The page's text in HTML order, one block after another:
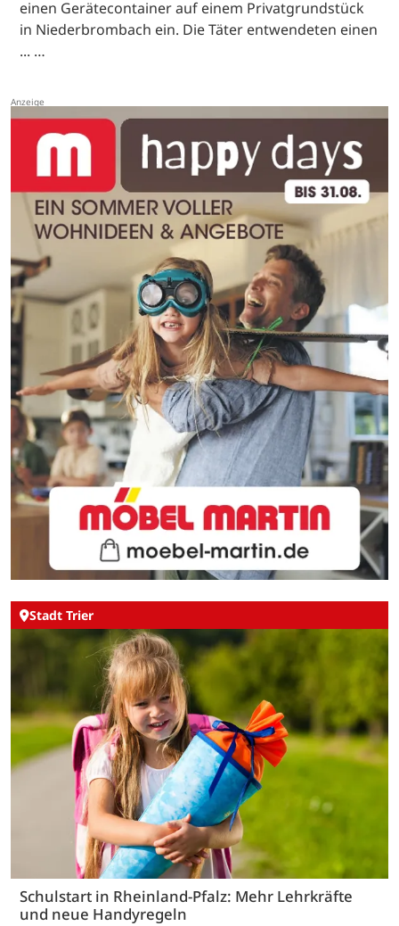
einen Gerätecontainer auf einem Privatgrundstück
in Niederbrombach ein. Die Täter entwendeten einen
... …
Stadt Trier
Schulstart in Rheinland-Pfalz: Mehr Lehrkräfte
und neue Handyregeln